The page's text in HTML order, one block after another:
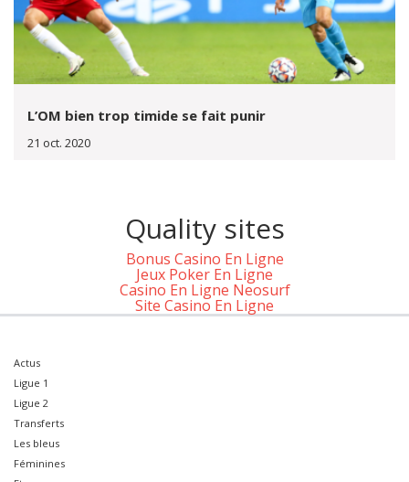
L’OM bien trop timide se fait punir
21 oct. 2020
Quality sites
Bonus Casino En Ligne
Jeux Poker En Ligne
Casino En Ligne Neosurf
Site Casino En Ligne
Actus
Ligue 1
Ligue 2
Transferts
Les bleus
Féminines